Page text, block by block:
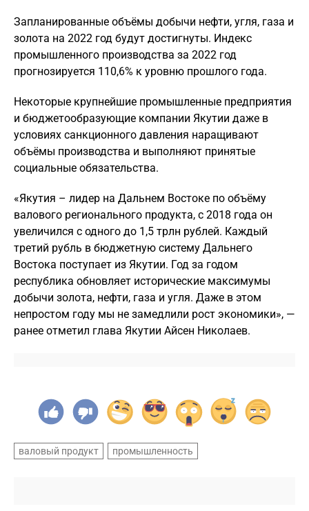
Запланированные объёмы добычи нефти, угля, газа и
золота на 2022 год будут достигнуты. Индекс
промышленного производства за 2022 год
прогнозируется 110,6% к уровню прошлого года.
Некоторые крупнейшие промышленные предприятия
и бюджетообразующие компании Якутии даже в
условиях санкционного давления наращивают
объёмы производства и выполняют принятые
социальные обязательства.
«Якутия – лидер на Дальнем Востоке по объёму
валового регионального продукта, с 2018 года он
увеличился с одного до 1,5 трлн рублей. Каждый
третий рубль в бюджетную систему Дальнего
Востока поступает из Якутии. Год за годом
республика обновляет исторические максимумы
добычи золота, нефти, газа и угля. Даже в этом
непростом году мы не замедлили рост экономики», —
ранее отметил глава Якутии Айсен Николаев.
валовый продукт промышленность